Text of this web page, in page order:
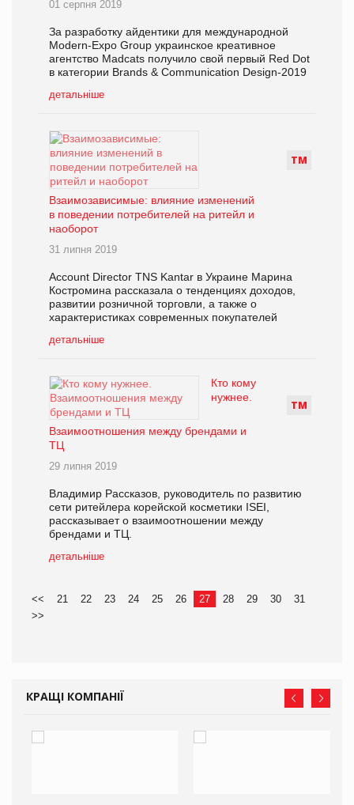
01 серпня 2019
За разработку айдентики для международной
Modern-Expo Group украинское креативное
агентство Madcats получило свой первый Red Dot
в категории Brands & Communication Design-2019
детальніше
ТМ
Взаимозависимые: влияние изменений
в поведении потребителей на ритейл и
наоборот
31 липня 2019
Account Director TNS Kantar в Украине Марина
Костромина рассказала о тенденциях доходов,
развитии розничной торговли, а также о
характеристиках современных покупателей
детальніше
ТМ
Кто кому
нужнее.
Взаимоотношения между брендами и
ТЦ
29 липня 2019
Владимир Рассказов, руководитель по развитию
сети ритейлера корейской косметики ISEI,
рассказывает о взаимоотношении между
брендами и ТЦ.
детальніше
<< 21 22 23 24 25 26 27 28 29 30
31
>>
КРАЩІ КОМПАНІЇ